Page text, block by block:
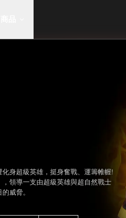
身超級英雄，挺身奮戰、運籌帷幄!
領導一支由超級英雄與超自然戰士
威脅。